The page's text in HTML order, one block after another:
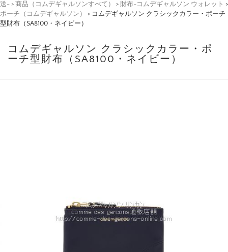
送- > 商品（コムデギャルソンすべて） > 財布-コムデギャルソン ウォレット >
ポーチ（コムデギャルソン）
> コムデギャルソン クラシックカラー・ポーチ
型財布（SA8100・ネイビー）
コムデギャルソン クラシックカラー・ポ
ーチ型財布（SA8100・ネイビー）